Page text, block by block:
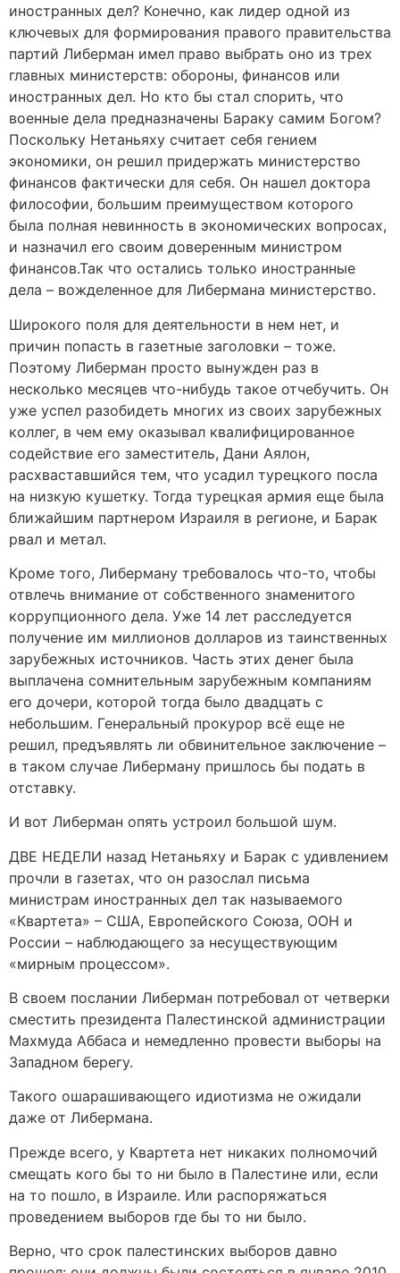
иностранных дел? Конечно, как лидер одной из
ключевых для формирования правого правительства
партий Либерман имел право выбрать оно из трех
главных министерств: обороны, финансов или
иностранных дел. Но кто бы стал спорить, что
военные дела предназначены Бараку самим Богом?
Поскольку Нетаньяху считает себя гением
экономики, он решил придержать министерство
финансов фактически для себя. Он нашел доктора
философии, большим преимуществом которого
была полная невинность в экономических вопросах,
и назначил его своим доверенным министром
финансов.Так что остались только иностранные
дела – вожделенное для Либермана министерство.
Широкого поля для деятельности в нем нет, и
причин попасть в газетные заголовки – тоже.
Поэтому Либерман просто вынужден раз в
несколько месяцев что-нибудь такое отчебучить. Он
уже успел разобидеть многих из своих зарубежных
коллег, в чем ему оказывал квалифицированное
содействие его заместитель, Дани Аялон,
расхваставшийся тем, что усадил турецкого посла
на низкую кушетку. Тогда турецкая армия еще была
ближайшим партнером Израиля в регионе, и Барак
рвал и метал.
Кроме того, Либерману требовалось что-то, чтобы
отвлечь внимание от собственного знаменитого
коррупционного дела. Уже 14 лет расследуется
получение им миллионов долларов из таинственных
зарубежных источников. Часть этих денег была
выплачена сомнительным зарубежным компаниям
его дочери, которой тогда было двадцать с
небольшим. Генеральный прокурор всё еще не
решил, предъявлять ли обвинительное заключение –
в таком случае Либерману пришлось бы подать в
отставку.
И вот Либерман опять устроил большой шум.
ДВЕ НЕДЕЛИ назад Нетаньяху и Барак с удивлением
прочли в газетах, что он разослал письма
министрам иностранных дел так называемого
«Квартета» – США, Европейского Союза, ООН и
России – наблюдающего за несуществующим
«мирным процессом».
В своем послании Либерман потребовал от четверки
сместить президента Палестинской администрации
Махмуда Аббаса и немедленно провести выборы на
Западном берегу.
Такого ошарашивающего идиотизма не ожидали
даже от Либермана.
Прежде всего, у Квартета нет никаких полномочий
смещать кого бы то ни было в Палестине или, если
на то пошло, в Израиле. Или распоряжаться
проведением выборов где бы то ни было.
Верно, что срок палестинских выборов давно